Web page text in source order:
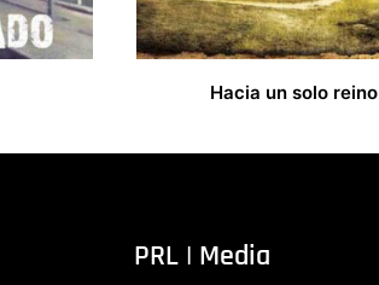
Hacia un solo reino
PRL | Media